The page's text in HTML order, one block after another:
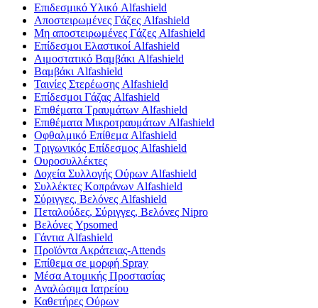
Επιδεσμικό Υλικό Alfashield
Αποστειρωμένες Γάζες Alfashield
Μη αποστειρωμένες Γάζες Alfashield
Επίδεσμοι Ελαστικοί Alfashield
Αιμοστατικό Βαμβάκι Alfashield
Βαμβάκι Alfashield
Ταινίες Στερέωσης Alfashield
Επίδεσμοι Γάζας Alfashield
Επιθέματα Τραυμάτων Alfashield
Επιθέματα Μικροτραυμάτων Alfashield
Οφθαλμικό Eπίθεμα Alfashield
Τριγωνικός Επίδεσμος Alfashield
Ουροσυλλέκτες
Δοχεία Συλλογής Ούρων Alfashield
Συλλέκτες Κοπράνων Alfashield
Σύριγγες, Βελόνες Alfashield
Πεταλούδες, Σύριγγες, Βελόνες Nipro
Βελόνες Ypsomed
Γάντια Alfashield
Προϊόντα Ακράτειας-Attends
Επίθεμα σε μορφή Spray
Μέσα Ατομικής Προστασίας
Αναλώσιμα Ιατρείου
Καθετήρες Ούρων